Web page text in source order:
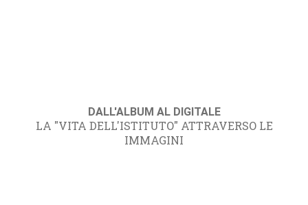
DALL'ALBUM AL DIGITALE
LA "VITA DELL'ISTITUTO" ATTRAVERSO LE
IMMAGINI